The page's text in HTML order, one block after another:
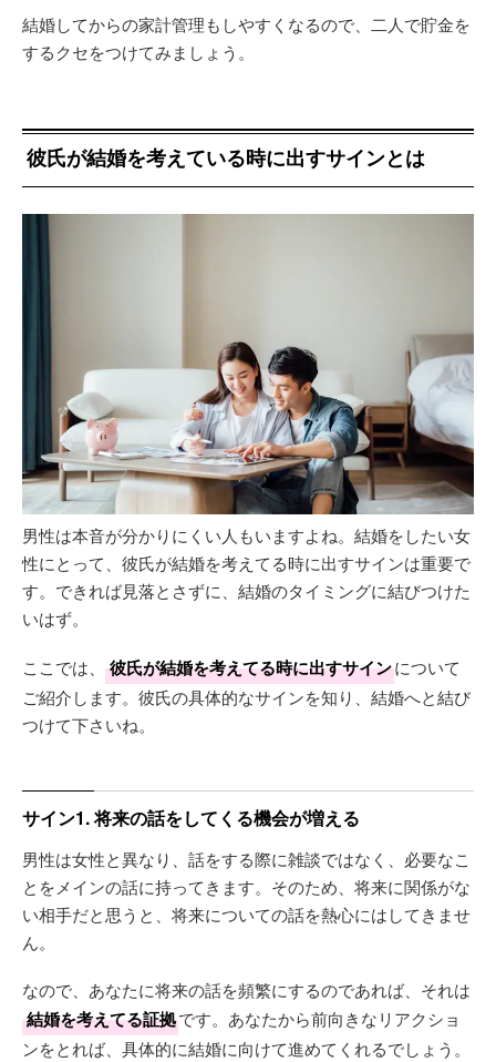
結婚してからの家計管理もしやすくなるので、二人で貯金を
するクセをつけてみましょう。
彼氏が結婚を考えている時に出すサインとは
男性は本音が分かりにくい人もいますよね。結婚をしたい女
性にとって、彼氏が結婚を考えてる時に出すサインは重要で
す。できれば見落とさずに、結婚のタイミングに結びつけた
いはず。
ここでは、 彼氏が結婚を考えてる時に出すサインについて
ご紹介します。彼氏の具体的なサインを知り、結婚へと結び
つけて下さいね。
サイン1. 将来の話をしてくる機会が増える
男性は女性と異なり、話をする際に雑談ではなく、必要なこ
とをメインの話に持ってきます。そのため、将来に関係がな
い相手だと思うと、将来についての話を熱心にはしてきませ
ん。
なので、あなたに将来の話を頻繁にするのであれば、それは
結婚を考えてる証拠です。あなたから前向きなリアクショ
ンをとれば、具体的に結婚に向けて進めてくれるでしょう。